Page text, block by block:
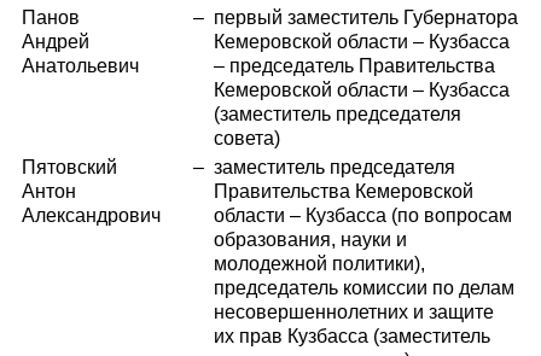
Панов
Андрей
Анатольевич
– первый заместитель Губернатора
Кемеровской области – Кузбасса
– председатель Правительства
Кемеровской области – Кузбасса
(заместитель председателя
совета)
Пятовский
Антон
Александрович
– заместитель председателя
Правительства Кемеровской
области – Кузбасса (по вопросам
образования, науки и
молодежной политики),
председатель комиссии по делам
несовершеннолетних и защите
их прав Кузбасса (заместитель